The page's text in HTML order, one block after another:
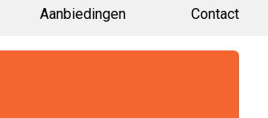
Aanbiedingen Contact